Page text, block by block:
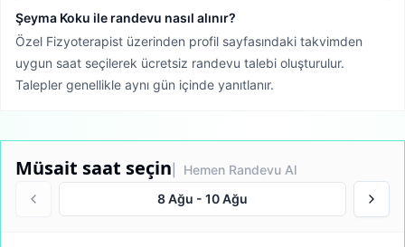
Şeyma Koku ile randevu nasıl alınır?
Özel Fizyoterapist üzerinden profil sayfasındaki takvimden
uygun saat seçilerek ücretsiz randevu talebi oluşturulur.
Talepler genellikle aynı gün içinde yanıtlanır.
Müsait saat seçin | Hemen Randevu Al
8 Ağu - 10 Ağu